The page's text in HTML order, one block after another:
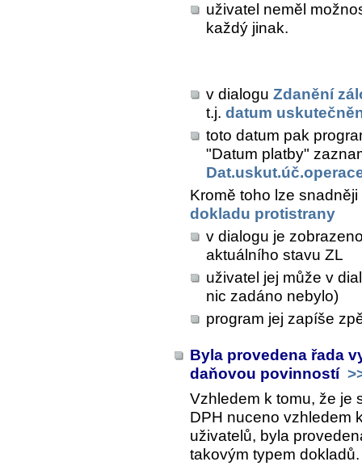
uživatel neměl
každý jinak.
v dialogu Zdanění
t.j. datum
toto datum pak
"Datum platby"
Kromě toho lze
dokladu protistrany
v dialogu je
aktuálního stavu ZL
uživatel jej může v
nic zadáno nebylo)
program jej zapíše
Byla provedena řada
daňovou povinností
Vzhledem k tomu, že je
DPH nuceno vzhledem
uživatelů, byla
takovým typem dokladů.